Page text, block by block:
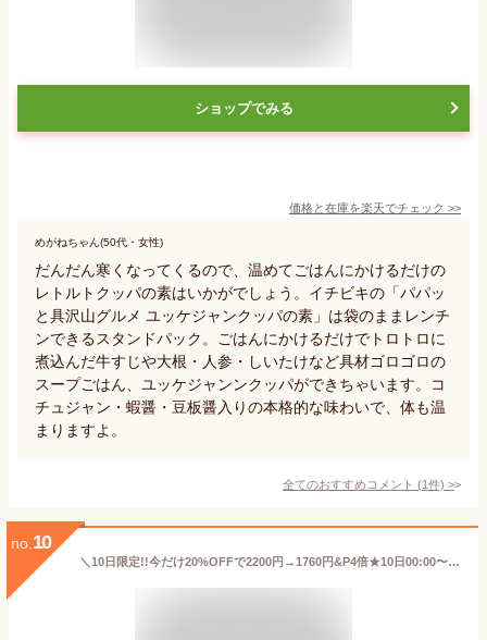
ショップでみる
価格と在庫を楽天でチェック >>
めがねちゃん(50代・女性)
だんだん寒くなってくるので、温めてごはんにかけるだけの
レトルトクッパの素はいかがでしょう。イチビキの「パパッ
と具沢山グルメ ユッケジャンクッパの素」は袋のままレンチ
ンできるスタンドパック。ごはんにかけるだけでトロトロに
煮込んだ牛すじや大根・人参・しいたけなど具材ゴロゴロの
スープごはん、ユッケジャンンクッパができちゃいます。コ
チュジャン・蝦醤・豆板醤入りの本格的な味わいで、体も温
まりますよ。
全てのおすすめコメント (1件) >
no. 10
＼10日限定!!今だけ20%OFFで2200円→1760円&P4倍★10日00:00〜／上州牛 牛丼の具3食セット お試し 送料無料 牛丼 レトルト 惣菜 レトルト食品 常温 セット 買い回り 高級 牛めし 銘柄肉 赤城 煮物 丼 おかず 牛肉 無添加